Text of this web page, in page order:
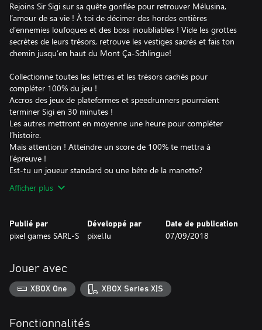
Rejoins Sir Sigi sur sa quête gonflée pour retrouver Mélusina,
l’amour de sa vie ! À toi de décimer des hordes entières
d’ennemies loufoques et des boss inoubliables ! Vide les grottes
secrètes de leurs trésors, retrouve les vestiges sacrés et fais ton
chemin jusqu’en haut du Mont Ça-Schlingue!
Collectionne toutes les lettres et les trésors cachés pour
compléter 100% du jeu !
Accros des jeux de plateformes et speedrunners pourraient
terminer Sigi en 30 minutes !
Les autres mettront en moyenne une heure pour compléter
l’histoire.
Mais attention ! Atteindre un score de 100% te mettra à
l’épreuve !
Est-tu un joueur standard ou une bête de la manette?
Afficher plus
Publié par
pixel games SARL-S
Développé par
pixel.lu
Date de publication
07/09/2018
Jouer avec
XBOX One XBOX Series X|S
Fonctionnalités